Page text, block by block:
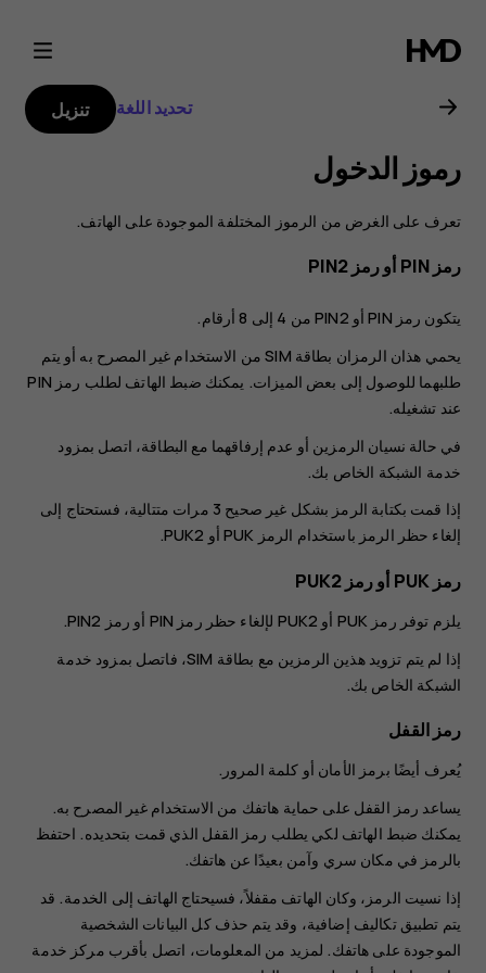
دليل
مستخدم
هاتف
Nokia
2.1
تحديد اللغة تنزيل
رموز الدخول
تعرف على الغرض من الرموز المختلفة الموجودة على الهاتف.
رمز PIN أو رمز PIN2
يتكون رمز PIN أو PIN2 من 4 إلى 8 أرقام.
يحمي هذان الرمزان بطاقة SIM من الاستخدام غير المصرح به أو يتم
طلبهما للوصول إلى بعض الميزات. يمكنك ضبط الهاتف لطلب رمز PIN
عند تشغيله.
في حالة نسيان الرمزين أو عدم إرفاقهما مع البطاقة، اتصل بمزود
خدمة الشبكة الخاص بك.
إذا قمت بكتابة الرمز بشكل غير صحيح 3 مرات متتالية، فستحتاج إلى
إلغاء حظر الرمز باستخدام الرمز PUK أو PUK2.
رمز PUK أو رمز PUK2
يلزم توفر رمز PUK أو PUK2 لإلغاء حظر رمز ‪PIN‬ أو رمز PIN2.
إذا لم يتم تزويد هذين الرمزين مع بطاقة ‪SIM‬، فاتصل بمزود خدمة
الشبكة الخاص بك.
رمز القفل
يُعرف أيضًا برمز الأمان أو كلمة المرور.
يساعد رمز القفل على حماية هاتفك من الاستخدام غير المصرح به.
يمكنك ضبط الهاتف لكي يطلب رمز القفل الذي قمت بتحديده. احتفظ
بالرمز في مكان سري وآمن بعيدًا عن هاتفك.
إذا نسيت الرمز، وكان الهاتف مقفلاً، فسيحتاج الهاتف إلى الخدمة. قد
يتم تطبيق تكاليف إضافية، وقد يتم حذف كل البيانات الشخصية
الموجودة على هاتفك. لمزيد من المعلومات، اتصل بأقرب مركز خدمة